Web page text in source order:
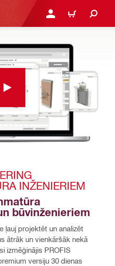
PIESLĒGTIES VAI
IEPIRKŠANĀS
INŽENIERIEM
būvinženieriem
ļauj projektēt un analizēt
ātrāk un vienkāršāk nekā
izmēģinājis PROFIS
versiju 30 dienas